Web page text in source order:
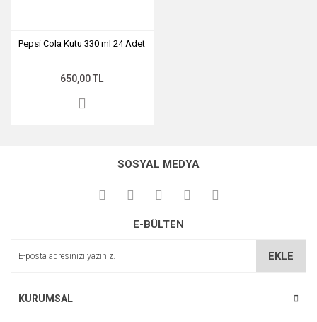
Pepsi Cola Kutu 330 ml 24 Adet
650,00 TL
SOSYAL MEDYA
E-BÜLTEN
EKLE
KURUMSAL